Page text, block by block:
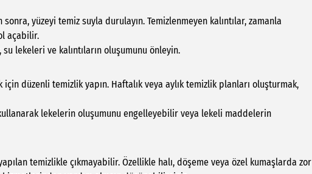
yüzeyi temiz suyla durulayın. Temizlenmeyen kalıntılar, zamanla
açabilir.
lekeleri ve kalıntıların oluşumunu önleyin.
düzenli temizlik yapın. Haftalık veya aylık temizlik planları oluşturmak,
lekelerin oluşumunu engelleyebilir veya lekeli maddelerin
temizlikle çıkmayabilir. Özellikle halı, döşeme veya özel kumaşlarda zor